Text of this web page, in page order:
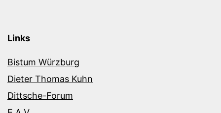
Links
Bistum Würzburg
Dieter Thomas Kuhn
Dittsche-Forum